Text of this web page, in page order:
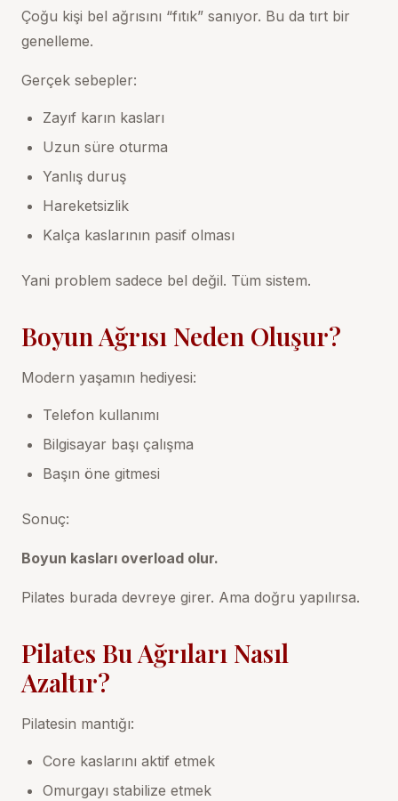
Çoğu kişi bel ağrısını “fıtık” sanıyor. Bu da tırt bir
genelleme.
Gerçek sebepler:
Zayıf karın kasları
Uzun süre oturma
Yanlış duruş
Hareketsizlik
Kalça kaslarının pasif olması
Yani problem sadece bel değil. Tüm sistem.
Boyun Ağrısı Neden Oluşur?
Modern yaşamın hediyesi:
Telefon kullanımı
Bilgisayar başı çalışma
Başın öne gitmesi
Sonuç:
Boyun kasları overload olur.
Pilates burada devreye girer. Ama doğru yapılırsa.
Pilates Bu Ağrıları Nasıl
Azaltır?
Pilatesin mantığı:
Core kaslarını aktif etmek
Omurgayı stabilize etmek